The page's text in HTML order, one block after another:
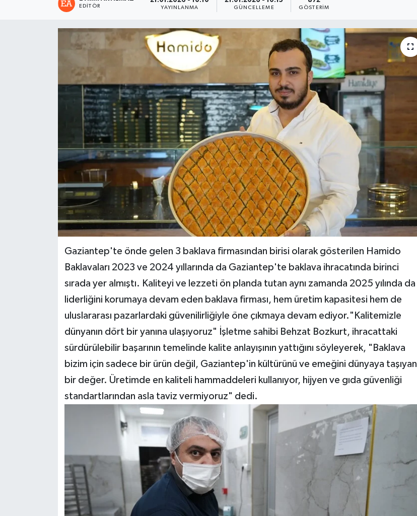
EDITÖR YAYINLANMA GÜNCELLEME GÖSTERIM
Gaziantep'te önde gelen 3 baklava firmasından birisi olarak gösterilen Hamido
Baklavaları 2023 ve 2024 yıllarında da Gaziantep'te baklava ihracatında birinci
sırada yer almıştı. Kaliteyi ve lezzeti ön planda tutan aynı zamanda 2025 yılında da
liderliğini korumaya devam eden baklava firması, hem üretim kapasitesi hem de
uluslararası pazarlardaki güvenilirliğiyle öne çıkmaya devam ediyor."Kalitemizle
dünyanın dört bir yanına ulaşıyoruz" İşletme sahibi Behzat Bozkurt, ihracattaki
sürdürülebilir başarının temelinde kalite anlayışının yattığını söyleyerek, "Baklava
bizim için sadece bir ürün değil, Gaziantep'in kültürünü ve emeğini dünyaya taşıyan
bir değer. Üretimde en kaliteli hammaddeleri kullanıyor, hijyen ve gıda güvenliği
standartlarından asla taviz vermiyoruz" dedi.